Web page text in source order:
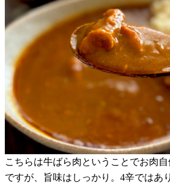
こちらは牛ばら肉ということでお肉
ですが、旨味はしっかり。4辛ではあ